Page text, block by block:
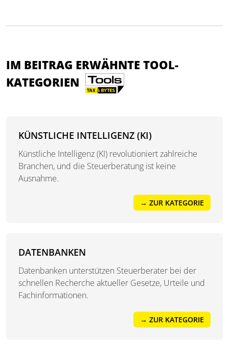
IM BEITRAG ERWÄHNTE TOOL-
KATEGORIEN
KÜNSTLICHE INTELLIGENZ (KI)
Künstliche Intelligenz (KI) revolutioniert zahlreiche
Branchen, und die Steuerberatung ist keine
Ausnahme.
→ ZUR KATEGORIE
DATENBANKEN
Datenbanken unterstützen Steuerberater bei der
schnellen Recherche aktueller Gesetze, Urteile und
Fachinformationen.
→ ZUR KATEGORIE